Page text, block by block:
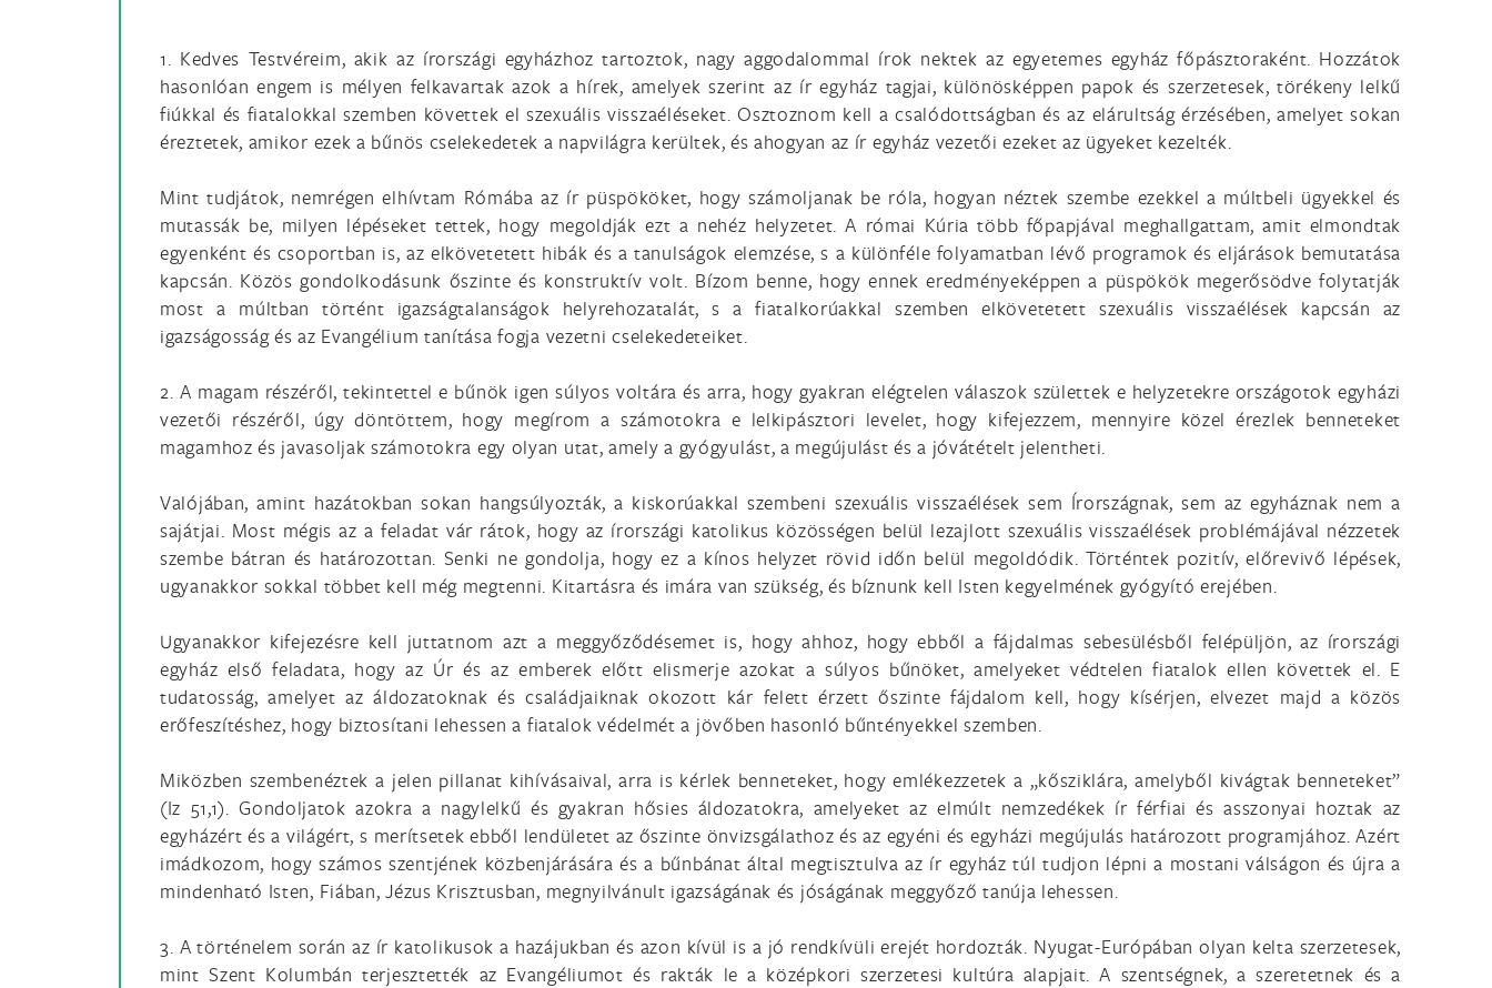
1. Kedves Testvéreim, akik az írországi egyházhoz tartoztok, nagy aggodalommal írok nektek az egyetemes egyház főpásztoraként. Hozzátok
hasonlóan engem is mélyen felkavartak azok a hírek, amelyek szerint az ír egyház tagjai, különösképpen papok és szerzetesek, törékeny lelkű
fiúkkal és fiatalokkal szemben követtek el szexuális visszaéléseket. Osztoznom kell a csalódottságban és az elárultság érzésében, amelyet sokan
éreztetek, amikor ezek a bűnös cselekedetek a napvilágra kerültek, és ahogyan az ír egyház vezetői ezeket az ügyeket kezelték.
Mint tudjátok, nemrégen elhívtam Rómába az ír püspököket, hogy számoljanak be róla, hogyan néztek szembe ezekkel a múltbeli ügyekkel és
mutassák be, milyen lépéseket tettek, hogy megoldják ezt a nehéz helyzetet. A római Kúria több főpapjával meghallgattam, amit elmondtak
egyenként és csoportban is, az elkövetetett hibák és a tanulságok elemzése, s a különféle folyamatban lévő programok és eljárások bemutatása
kapcsán. Közös gondolkodásunk őszinte és konstruktív volt. Bízom benne, hogy ennek eredményeképpen a püspökök megerősödve folytatják
most a múltban történt igazságtalanságok helyrehozatalát, s a fiatalkorúakkal szemben elkövetetett szexuális visszaélések kapcsán az
igazságosság és az Evangélium tanítása fogja vezetni cselekedeteiket.
2. A magam részéről, tekintettel e bűnök igen súlyos voltára és arra, hogy gyakran elégtelen válaszok születtek e helyzetekre országotok egyházi
vezetői részéről, úgy döntöttem, hogy megírom a számotokra e lelkipásztori levelet, hogy kifejezzem, mennyire közel érezlek benneteket
magamhoz és javasoljak számotokra egy olyan utat, amely a gyógyulást, a megújulást és a jóvátételt jelentheti.
Valójában, amint hazátokban sokan hangsúlyozták, a kiskorúakkal szembeni szexuális visszaélések sem Írországnak, sem az egyháznak nem a
sajátjai. Most mégis az a feladat vár rátok, hogy az írországi katolikus közösségen belül lezajlott szexuális visszaélések problémájával nézzetek
szembe bátran és határozottan. Senki ne gondolja, hogy ez a kínos helyzet rövid időn belül megoldódik. Történtek pozitív, előrevivő lépések,
ugyanakkor sokkal többet kell még megtenni. Kitartásra és imára van szükség, és bíznunk kell Isten kegyelmének gyógyító erejében.
Ugyanakkor kifejezésre kell juttatnom azt a meggyőződésemet is, hogy ahhoz, hogy ebből a fájdalmas sebesülésből felépüljön, az írországi
egyház első feladata, hogy az Úr és az emberek előtt elismerje azokat a súlyos bűnöket, amelyeket védtelen fiatalok ellen követtek el. E
tudatosság, amelyet az áldozatoknak és családjaiknak okozott kár felett érzett őszinte fájdalom kell, hogy kísérjen, elvezet majd a közös
erőfeszítéshez, hogy biztosítani lehessen a fiatalok védelmét a jövőben hasonló bűntényekkel szemben.
Miközben szembenéztek a jelen pillanat kihívásaival, arra is kérlek benneteket, hogy emlékezzetek a „kősziklára, amelyből kivágtak benneteket”
(Iz 51,1). Gondoljatok azokra a nagylelkű és gyakran hősies áldozatokra, amelyeket az elmúlt nemzedékek ír férfiai és asszonyai hoztak az
egyházért és a világért, s merítsetek ebből lendületet az őszinte önvizsgálathoz és az egyéni és egyházi megújulás határozott programjához. Azért
imádkozom, hogy számos szentjének közbenjárására és a bűnbánat által megtisztulva az ír egyház túl tudjon lépni a mostani válságon és újra a
mindenható Isten, Fiában, Jézus Krisztusban, megnyilvánult igazságának és jóságának meggyőző tanúja lehessen.
3. A történelem során az ír katolikusok a hazájukban és azon kívül is a jó rendkívüli erejét hordozták. Nyugat-Európában olyan kelta szerzetesek,
mint Szent Kolumbán terjesztették az Evangéliumot és rakták le a középkori szerzetesi kultúra alapjait. A szentségnek, a szeretetnek és a